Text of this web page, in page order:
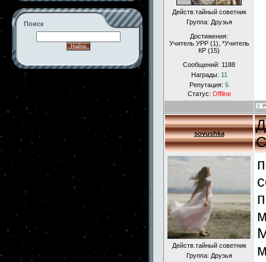
Поиск
Действ.тайный советник
Группа: Друзья
Достижения:
Учитель УРР (1), *Учитель
КР (15)
Сообщений: 1188
Награды: 11
Репутация: 5
Статус: Offline
sovushka
Действ.тайный советник
Группа: Друзья